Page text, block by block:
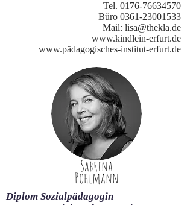
Tel. 0176-76634570
Büro 0361-23001533
Mail: lisa@thekla.de
www.kindlein-erfurt.de
www.pädagogisches-institut-erfurt.de
Sabrina
Pohlmann
Diplom Sozialpädagogin